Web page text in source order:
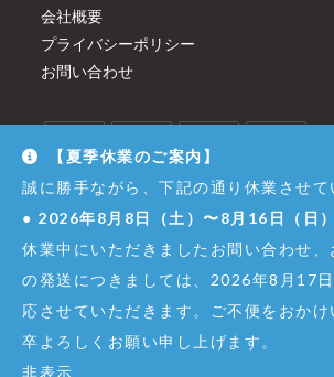
会社概要
プライバシーポリシー
お問い合わせ
© Copyright - Dirigent GINZA JUJIYA Co.,Ltd.
【夏季休業のご案内】
誠に勝手ながら、下記の通り休業させて
● 2026年8月8日（土）〜8月16日（日）
休業中にいただきましたお問い合わせ
の発送につきましては、2026年8月17
応させていただきます。ご不便をおか
卒よろしくお願い申し上げます。
非表示